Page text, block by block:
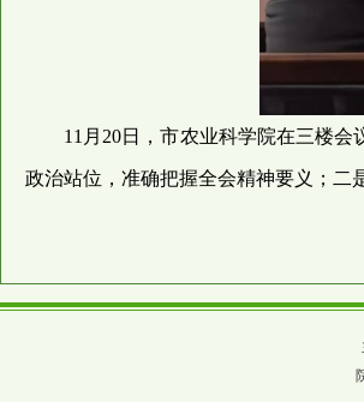
11月20日，市农业科学院在三楼
政治站位，准确把握全会精神要义；二